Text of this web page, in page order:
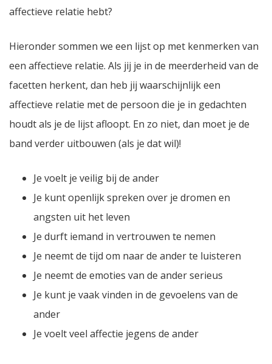
affectieve relatie hebt?
Hieronder sommen we een lijst op met kenmerken van
een affectieve relatie. Als jij je in de meerderheid van de
facetten herkent, dan heb jij waarschijnlijk een
affectieve relatie met de persoon die je in gedachten
houdt als je de lijst afloopt. En zo niet, dan moet je de
band verder uitbouwen (als je dat wil)!
Je voelt je veilig bij de ander
Je kunt openlijk spreken over je dromen en
angsten uit het leven
Je durft iemand in vertrouwen te nemen
Je neemt de tijd om naar de ander te luisteren
Je neemt de emoties van de ander serieus
Je kunt je vaak vinden in de gevoelens van de
ander
Je voelt veel affectie jegens de ander